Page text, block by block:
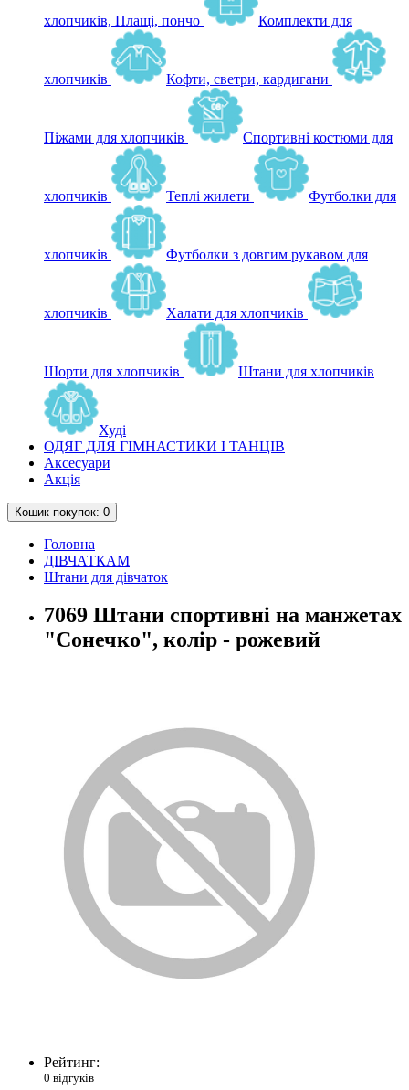
хлопчиків, Плащі, пончо Комплекти для
хлопчиків Кофти, светри, кардигани
Піжами для хлопчиків Спортивні костюми для
хлопчиків Теплі жилети Футболки для
хлопчиків Футболки з довгим рукавом для
хлопчиків Халати для хлопчиків
Шорти для хлопчиків Штани для хлопчиків
Худі
ОДЯГ ДЛЯ ГІМНАСТИКИ І ТАНЦІВ
Аксесуари
Акція
Кошик покупок: 0
Головна
ДІВЧАТКАМ
Штани для дівчаток
7069 Штани спортивні на манжетах
"Сонечко", колір - рожевий
Рейтинг:
0 відгуків